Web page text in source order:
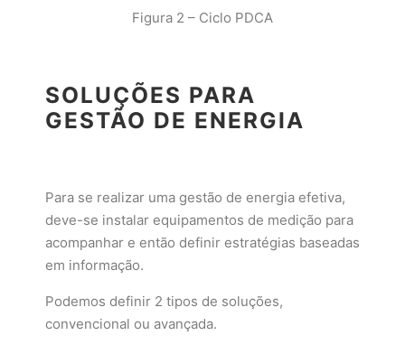
Figura 2 – Ciclo PDCA
SOLUÇÕES PARA
GESTÃO DE ENERGIA
Para se realizar uma gestão de energia efetiva,
deve-se instalar equipamentos de medição para
acompanhar e então definir estratégias baseadas
em informação.
Podemos definir 2 tipos de soluções,
convencional ou avançada.